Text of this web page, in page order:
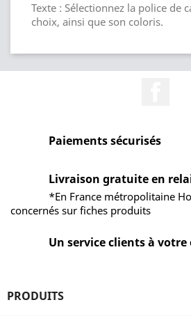
Texte : Sélectionnez la police de
choix, ainsi que son coloris.
Paiements sécurisés
Livraison gratuite en
*En France métropolitaine
concernés sur fiches produits
Un service clients à votre
PRODUITS